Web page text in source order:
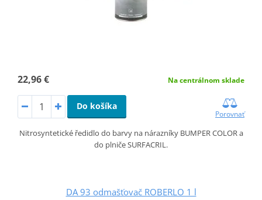
22,96 € Na centrálnom sklade
Do košíka
Porovnať
Nitrosyntetické ředidlo do barvy na nárazníky BUMPER COLOR a
do plniče SURFACRIL.
DA 93 odmašťovač ROBERLO 1 l